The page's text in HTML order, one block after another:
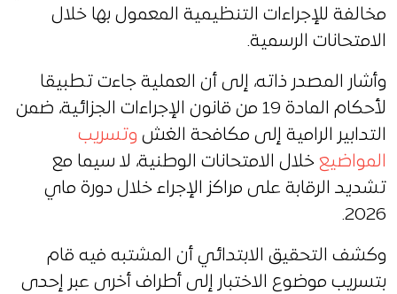
مخالفة للإجراءات التنظيمية المعمول بها خلال
الامتحانات الرسمية.
وأشار المصدر ذاته، إلى أن العملية جاءت تطبيقا
لأحكام المادة 19 من قانون الإجراءات الجزائية، ضمن
التدابير الرامية إلى مكافحة الغش وتسريب
المواضيع خلال الامتحانات الوطنية، لا سيما مع
تشديد الرقابة على مراكز الإجراء خلال دورة ماي
2026.
وكشف التحقيق الابتدائي أن المشتبه فيه قام
بتسريب موضوع الاختبار إلى أطراف أخرى عبر إحدى